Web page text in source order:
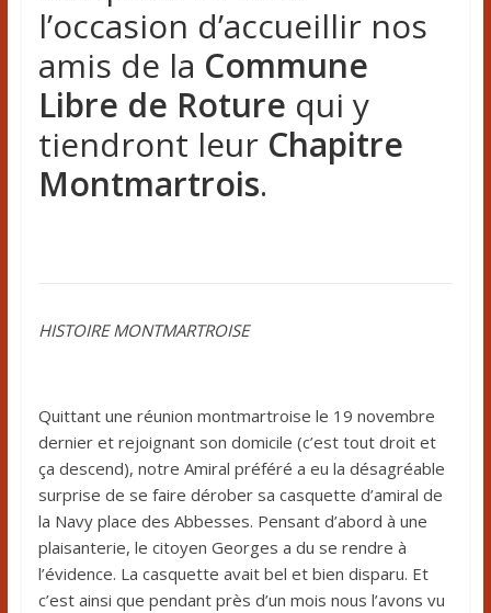
l’occasion d’accueillir nos
amis de la Commune
Libre de Roture qui y
tiendront leurChapitre
Montmartrois.
HISTOIRE MONTMARTROISE
Quittant une réunion montmartroise le 19 novembre
dernier et rejoignant son domicile (c’est tout droit et
ça descend), notre Amiral préféré a eu la désagréable
surprise de se faire dérober sa casquette d’amiral de
la Navy place des Abbesses. Pensant d’abord à une
plaisanterie, le citoyen Georges a du se rendre à
l’évidence. La casquette avait bel et bien disparu. Et
c’est ainsi que pendant près d’un mois nous l’avons vu